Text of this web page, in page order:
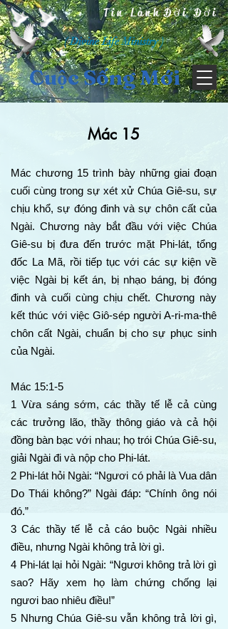
Tin Lành Đời Đời
( Divine Life Ministry )
Cuộc Sống Mới
Mác 15
Mác chương 15 trình bày những giai đoạn
cuối cùng trong sự xét xử Chúa Giê-su, sự
chịu khổ, sự đóng đinh và sự chôn cất của
Ngài. Chương này bắt đầu với việc Chúa
Giê-su bị đưa đến trước mặt Phi-lát, tổng
đốc La Mã, rồi tiếp tục với các sự kiện về
việc Ngài bị kết án, bị nhạo báng, bị đóng
đinh và cuối cùng chịu chết. Chương này
kết thúc với việc Giô-sép người A-ri-ma-thê
chôn cất Ngài, chuẩn bị cho sự phục sinh
của Ngài.
Mác 15:1-5
1 Vừa sáng sớm, các thầy tế lễ cả cùng
các trưởng lão, thầy thông giáo và cả hội
đồng bàn bạc với nhau; họ trói Chúa Giê-su,
giải Ngài đi và nộp cho Phi-lát.
2 Phi-lát hỏi Ngài: “Ngươi có phải là Vua dân
Do Thái không?” Ngài đáp: “Chính ông nói
đó.”
3 Các thầy tế lễ cả cáo buộc Ngài nhiều
điều, nhưng Ngài không trả lời gì.
4 Phi-lát lại hỏi Ngài: “Ngươi không trả lời gì
sao? Hãy xem họ làm chứng chống lại
ngươi bao nhiêu điều!”
5 Nhưng Chúa Giê-su vẫn không trả lời gì,